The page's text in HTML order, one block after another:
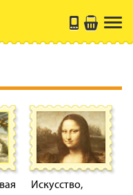
Искусство,